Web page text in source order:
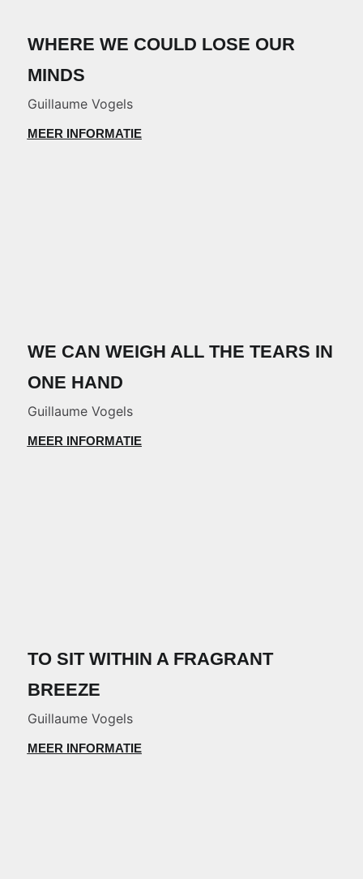
WHERE WE COULD LOSE OUR
MINDS
Guillaume Vogels
MEER INFORMATIE
WE CAN WEIGH ALL THE TEARS IN
ONE HAND
Guillaume Vogels
MEER INFORMATIE
TO SIT WITHIN A FRAGRANT
BREEZE
Guillaume Vogels
MEER INFORMATIE